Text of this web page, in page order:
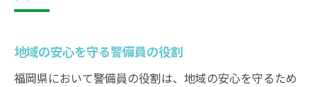
地域の安心を守る警備員の役割
福岡県において警備員の役割は、地域の安心を守るため